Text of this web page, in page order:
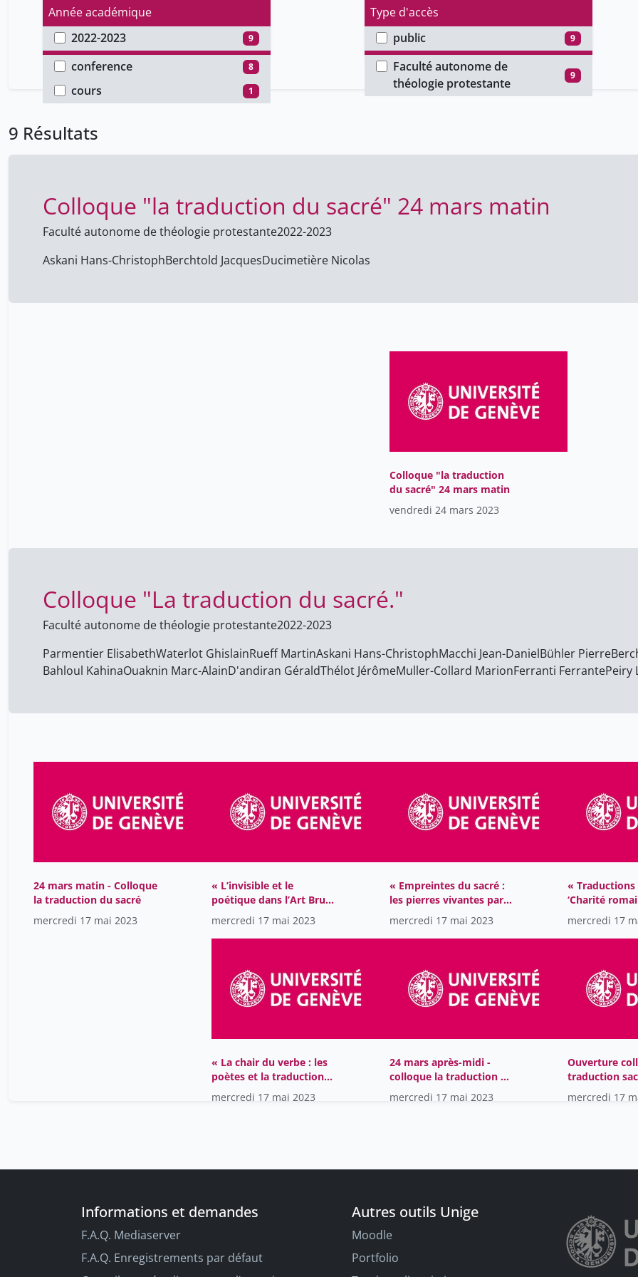
Année académique
2022-2023
9
Type d'accès
public
9
Type de document
conference
8
cours 1
Faculté
Faculté autonome de
théologie protestante
9
9 Résultats
Colloque "la traduction du sacré" 24 mars matin
Faculté autonome de théologie protestante2022-2023
Askani Hans-ChristophBerchtold JacquesDucimetière Nicolas
Colloque "la traduction
du sacré" 24 mars matin
vendredi 24 mars 2023
Colloque "La traduction du sacré."
Faculté autonome de théologie protestante2022-2023
Parmentier ElisabethWaterlot GhislainRueff MartinAskani Hans-ChristophMacchi Jean-DanielBühler Pierre
Bahloul KahinaOuaknin Marc-AlainD'andiran GéraldThélot JérômeMuller-Collard MarionFerranti FerrantePeiry
24 mars matin - Colloque
la traduction du sacré
mercredi 17 mai 2023
« L’invisible et le
poétique dans l’Art Brut
mercredi 17 mai 2023
« Empreintes du sacré :
les pierres vivantes par
l'expérience sensible »
mercredi 17 mai 2023
« Traductions
‘Charité
mercredi 17
« La chair du verbe : les
poètes et la traduction
des textes sacrés »
mercredi 17 mai 2023
24 mars après-midi -
colloque la traduction du
mercredi 17 mai 2023
Ouverture
traduction
mercredi 17
Informations et demandes
F.A.Q. Mediaserver
F.A.Q. Enregistrements par défaut
Autres outils Unige
Moodle
Portfolio